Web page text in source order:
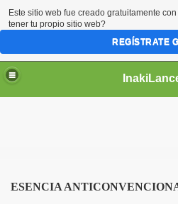
ESENCIA
Este sitio web fue creado gratuitamente con
tener tu propio sitio web?
REGÍSTRATE